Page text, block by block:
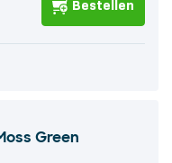
Bestellen
Green